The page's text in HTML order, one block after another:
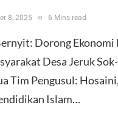
8, 2025 6 Mins read
Dorong Ekonomi
Desa Jeruk
Tim Pengusul:
Islam…